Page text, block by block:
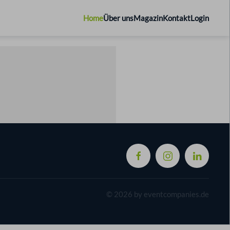
HomeÜber unsMagazinKontaktLogin
© 2026 by eventcompanies.de